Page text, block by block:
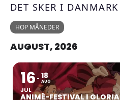
DET SKER I DANMARK
HOP MÅNEDER
AUGUST, 2026
16
JUL
18
AUG
ANIMÉ-FESTIVAL I GLORIA